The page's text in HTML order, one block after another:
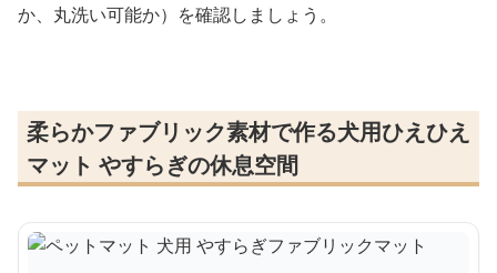
か、丸洗い可能か）を確認しましょう。
柔らかファブリック素材で作る犬用ひえひえ
マット やすらぎの休息空間